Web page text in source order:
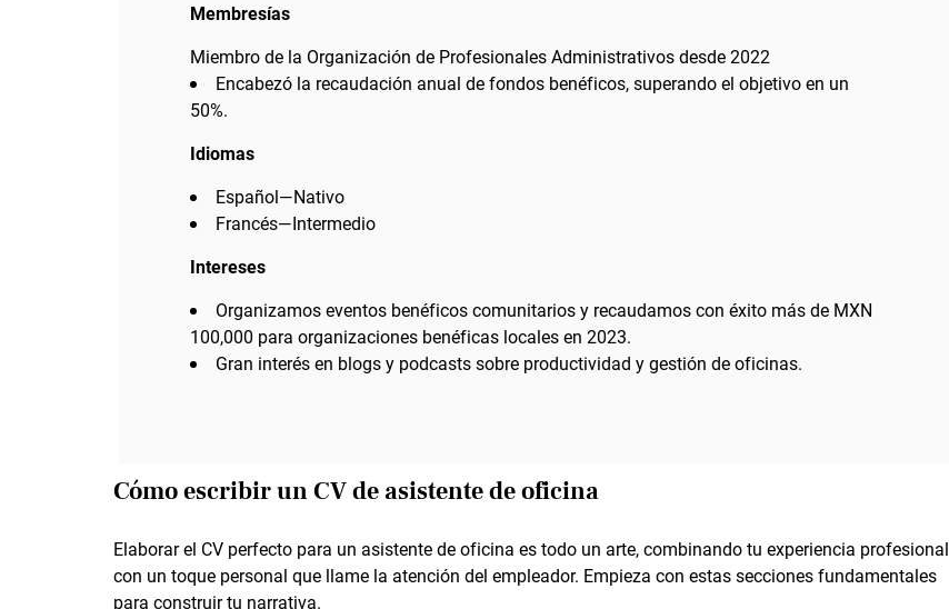
Membresías
Miembro de la Organización de Profesionales Administrativos desde 2022
Encabezó la recaudación anual de fondos benéficos, superando el objetivo en un
50%.
Idiomas
Español—Nativo
Francés—Intermedio
Intereses
Organizamos eventos benéficos comunitarios y recaudamos con éxito más de MXN
100,000 para organizaciones benéficas locales en 2023.
Gran interés en blogs y podcasts sobre productividad y gestión de oficinas.
Cómo escribir un CV de asistente de oficina
Elaborar el CV perfecto para un asistente de oficina es todo un arte, combinando tu experiencia profesional
con un toque personal que llame la atención del empleador. Empieza con estas secciones fundamentales
para construir tu narrativa.